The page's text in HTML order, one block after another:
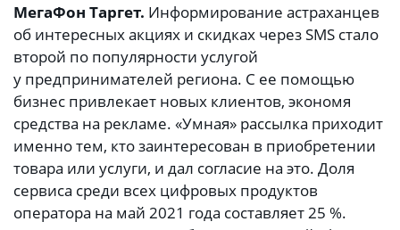
МегаФон Таргет. Информирование астраханцев
об интересных акциях и скидках через SMS стало
второй по популярности услугой
у предпринимателей региона. С ее помощью
бизнес привлекает новых клиентов, экономя
средства на рекламе. «Умная» рассылка приходит
именно тем, кто заинтересован в приобретении
товара или услуги, и дал согласие на это. Доля
сервиса среди всех цифровых продуктов
оператора на май 2021 года составляет 25 %.